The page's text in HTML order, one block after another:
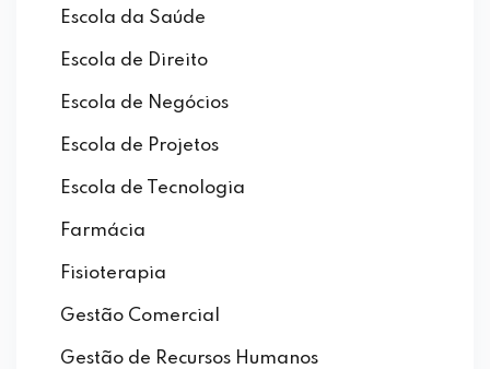
Escola da Saúde
Escola de Direito
Escola de Negócios
Escola de Projetos
Escola de Tecnologia
Farmácia
Fisioterapia
Gestão Comercial
Gestão de Recursos Humanos